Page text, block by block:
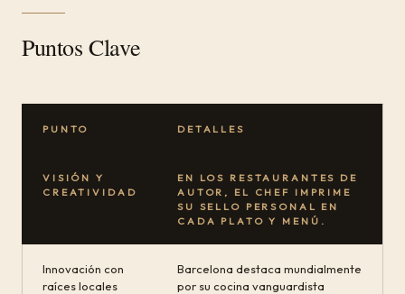
Puntos Clave
PUNTO DETALLES
VISIÓN Y
CREATIVIDAD
EN LOS RESTAURANTES DE
AUTOR, EL CHEF IMPRIME
SU SELLO PERSONAL EN
CADA PLATO Y MENÚ.
Innovación con
raíces locales
Barcelona destaca mundialmente
por su cocina vanguardista